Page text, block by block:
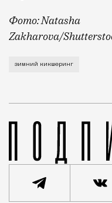
Фото: Natasha
Zakharova/
Об этом рассказал
зимний кикшеринг